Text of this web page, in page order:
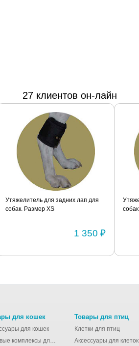
27 клиентов он-лайн
Утяжелитель для задних лап для
собак. Размер XS
1 350 ₽
для кошек
для кошек
Товары для птиц
Клетки для птиц